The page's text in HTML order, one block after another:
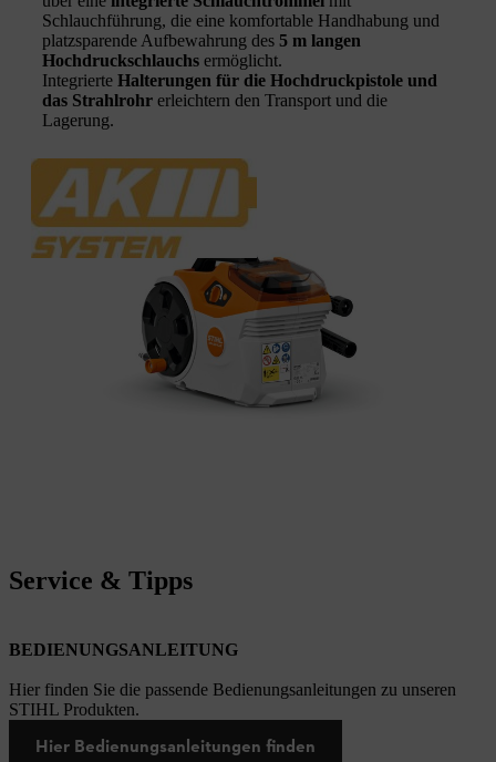
Schlauchführung, die eine komfortable Handhabung und
platzsparende Aufbewahrung des 5 m langen
Hochdruckschlauchs ermöglicht.
Integrierte Halterungen für die Hochdruckpistole und
das Strahlrohr erleichtern den Transport und die
Lagerung.
Service & Tipps
BEDIENUNGSANLEITUNG
Hier finden Sie die passende Bedienungsanleitungen zu unseren
STIHL Produkten.
Hier Bedienungsanleitungen finden